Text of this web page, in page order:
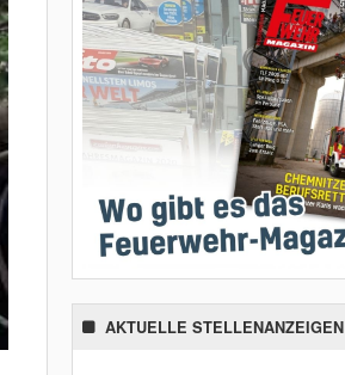
AKTUELLE STELLENANZEIGEN